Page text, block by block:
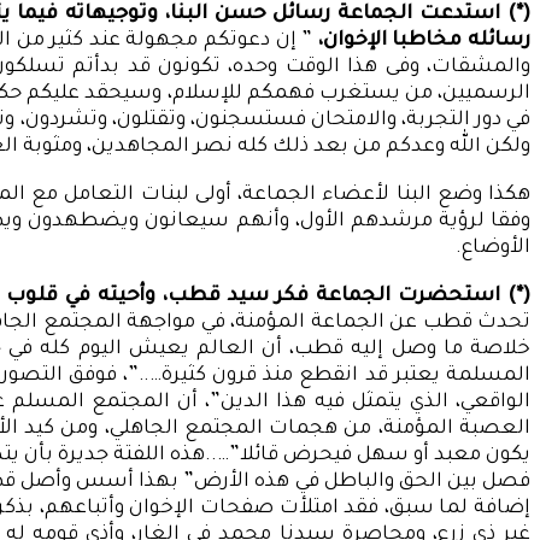
(*) استدعت الجماعة رسائل حسن البنا، وتوجيهاته فيما
رسائله مخاطبا الإخوان، ” إن دعوتكم مجهولة عند كثير من
والمشقات، وفى هذا الوقت وحده، تكونون قد بدأتم
الرسميين، من يستغرب فهمكم للإسلام، وسيحقد عليكم
في دور التجربة، والامتحان فستسجنون، وتقتلون،
ولكن الله وعدكم من بعد ذلك كله نصر المجاهدين، ومثوبة
هكذا وضع البنا لأعضاء الجماعة، أولى لبنات التعامل
وفقا لرؤية مرشدهم الأول، وأنهم سيعانون ويضطهدون
الأوضاع.
(*) استحضرت الجماعة فكر سيد قطب، وأحيته في قلوب
تحدث قطب عن الجماعة المؤمنة، في مواجهة المجتمع
خلاصة ما وصل إليه قطب، أن العالم يعيش اليوم كله في
المسلمة يعتبر قد انقطع منذ قرون كثيرة…..”، فوفق
الواقعي، الذي يتمثل فيه هذا الدين”، أن المجتمع
العصبة المؤمنة، من هجمات المجتمع الجاهلي، ومن كيد
يكون معبد أو سهل فيحرض قائلا”…..هذه اللفتة جديرة بأن
فصل بين الحق والباطل في هذه الأرض” بهذا أسس وأصل
إضافة لما سبق، فقد امتلأت صفحات الإخوان وأتباعهم،